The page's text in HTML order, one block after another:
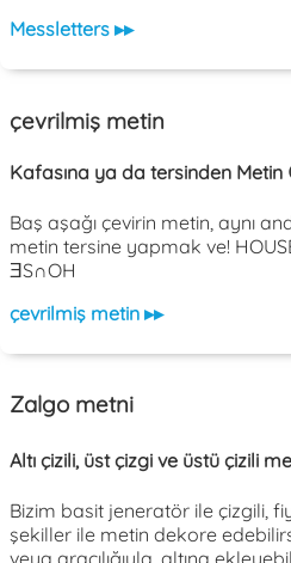
Messletters ▸▸
çevrilmiş metin
Kafasına ya da tersinden Metin
Baş aşağı çevirin metin, aynı
metin tersine yapmak ve!
ƎS∩OH
çevrilmiş metin ▸▸
Zalgo metni
Altı çizili, üst çizgi ve üstü çizili
Bizim basit jeneratör ile çizgili,
şekiller ile metin dekore
veya aracılığıyla, altına